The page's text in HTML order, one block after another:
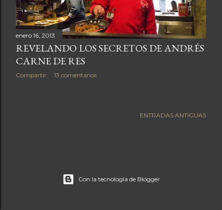
s
enero 16, 2013
REVELANDO LOS SECRETOS DE ANDRÉS
CARNE DE RES
Compartir 13 comentarios
ENTRADAS ANTIGUAS
Con la tecnología de Blogger